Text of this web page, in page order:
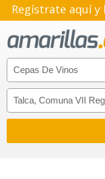
Regístrate aquí y